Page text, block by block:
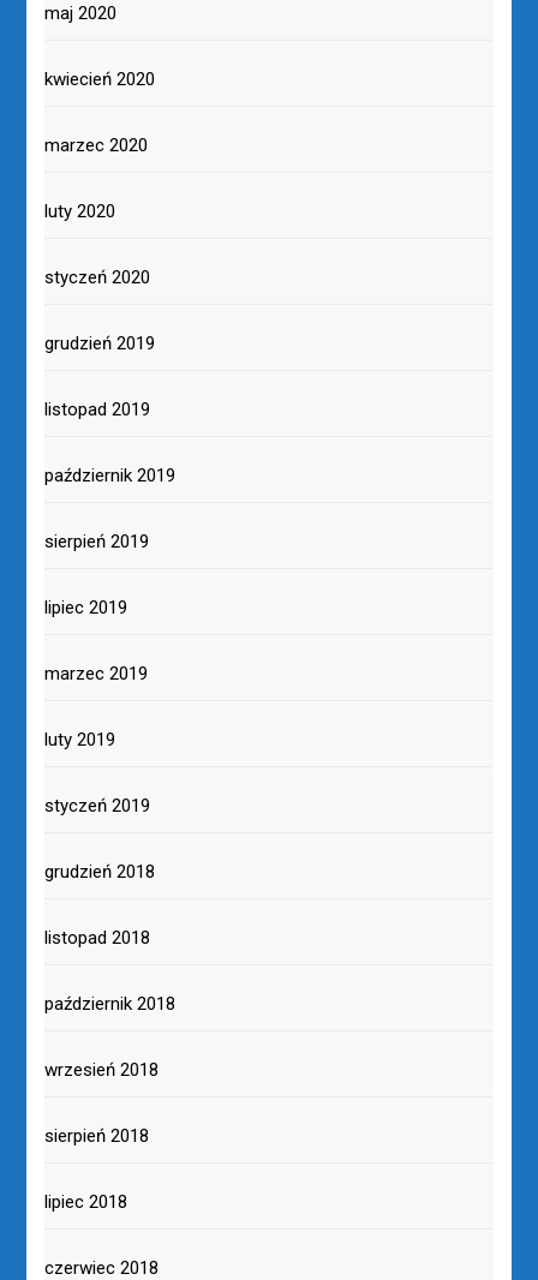
maj 2020
kwiecień 2020
marzec 2020
luty 2020
styczeń 2020
grudzień 2019
listopad 2019
październik 2019
sierpień 2019
lipiec 2019
marzec 2019
luty 2019
styczeń 2019
grudzień 2018
listopad 2018
październik 2018
wrzesień 2018
sierpień 2018
lipiec 2018
czerwiec 2018